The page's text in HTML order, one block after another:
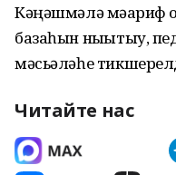
Кәңәшмәлә
базаһын нығытыу,
мәсьәләһе
Читайте нас